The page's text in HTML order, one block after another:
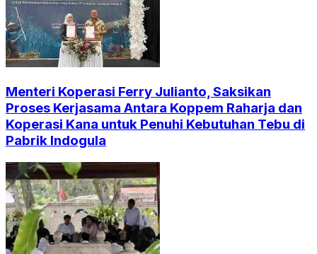
Menteri Koperasi Ferry Julianto, Saksikan
Proses Kerjasama Antara Koppem Raharja dan
Koperasi Kana untuk Penuhi Kebutuhan Tebu di
Pabrik Indogula